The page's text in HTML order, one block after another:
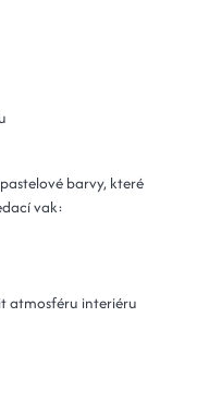
barvy, které
vak:
atmosféru interiéru